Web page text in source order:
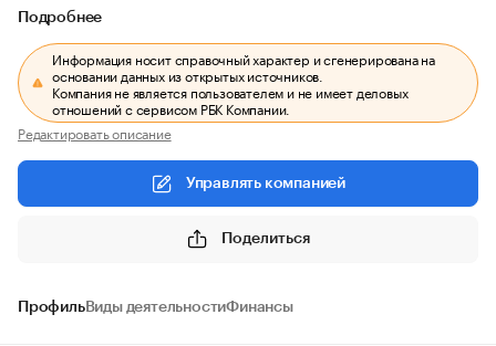
Подробнее
Информация носит справочный характер и сгенерирована на
основании данных из открытых источников.
Компания не является пользователем и не имеет деловых
отношений с сервисом РБК Компании.
Редактировать описание
Управлять компанией
Поделиться
ПрофильВиды деятельностиФинансы